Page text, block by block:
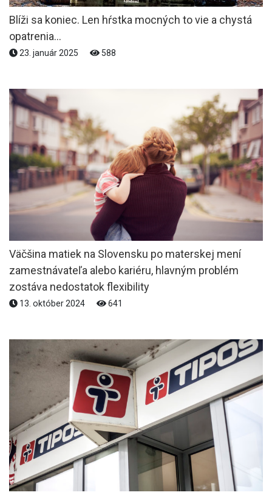
Blíži sa koniec. Len hŕstka mocných to vie a chystá
opatrenia...
23. január 2025 588
Väčšina matiek na Slovensku po materskej mení
zamestnávateľa alebo kariéru, hlavným problém
zostáva nedostatok flexibility
13. október 2024 641